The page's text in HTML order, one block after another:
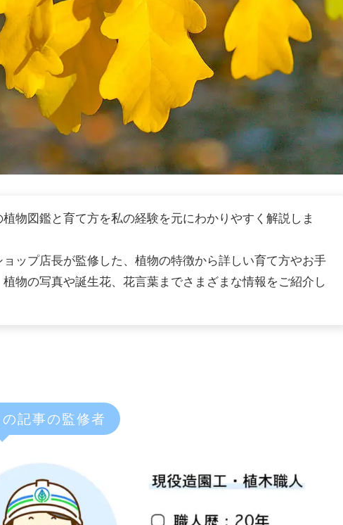
物図鑑と育て方を私の経験を元にわかりやすく解説しま
ップ店長が監修した、植物の特徴から詳しい育て方やお手
物の写真や誕生花、花言葉までさまざまな情報をご紹介し